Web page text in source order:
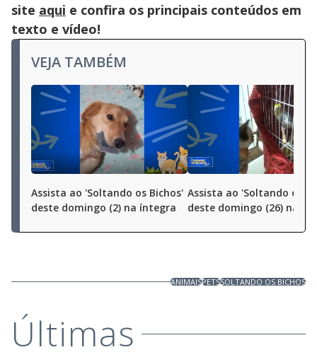
site aqui e confira os principais conteúdos em
texto e vídeo!
VEJA TAMBÉM
Assista ao 'Soltando os Bichos'
deste domingo (2) na íntegra
Assista ao 'Soltando os
deste domingo (26) na
ANIMAISPETSSOLTANDO OS BICHOS
Últimas